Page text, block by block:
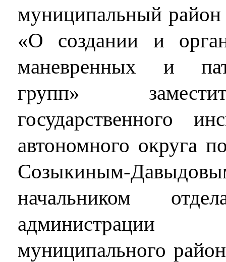
муниципальный
«О создании и
маневренных и
групп»
государственного
автономного округа
Созыкиным-
начальником
муниципального